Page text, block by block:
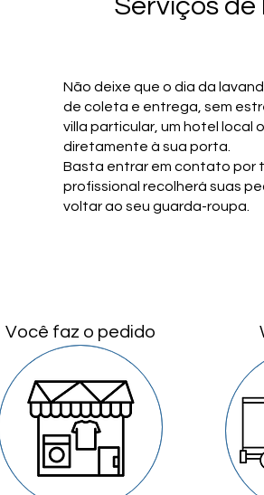
Serviços
Não deixe que o dia da
de coleta e entrega, sem
villa particular, um hotel local
diretamente à sua porta.
Basta entrar em contato por
profissional recolherá suas
voltar ao seu guarda-roupa.
Você faz o pedido